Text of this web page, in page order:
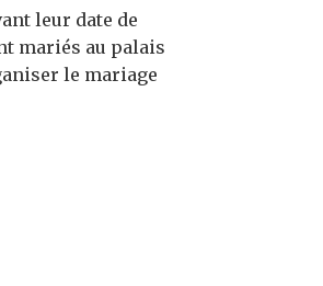
leur date de
mariés au palais
le mariage